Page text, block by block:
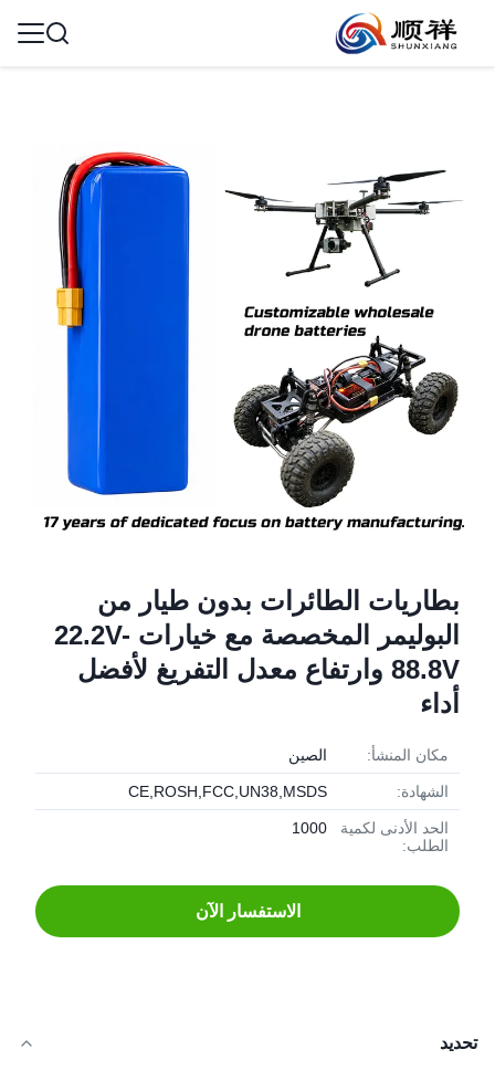
بطاريات الطائرات بدون طيار من
البوليمر المخصصة مع خيارات 22.2V-
88.8V وارتفاع معدل التفريغ لأفضل
أداء
مكان المنشأ: الصين
الشهادة: CE,ROSH,FCC,UN38,MSDS
الحد الأدنى لكمية
الطلب:
1000
الاستفسار الآن
تحديد